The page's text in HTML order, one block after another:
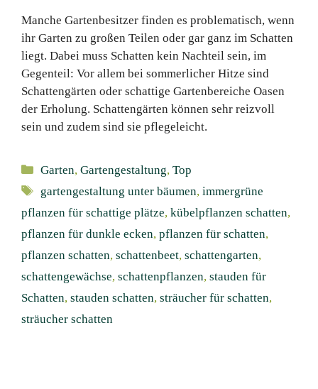
Manche Gartenbesitzer finden es problematisch, wenn
ihr Garten zu großen Teilen oder gar ganz im Schatten
liegt. Dabei muss Schatten kein Nachteil sein, im
Gegenteil: Vor allem bei sommerlicher Hitze sind
Schattengärten oder schattige Gartenbereiche Oasen
der Erholung. Schattengärten können sehr reizvoll
sein und zudem sind sie pflegeleicht.
Kategorien
Garten,Gartengestaltung,Top
Schlagwörter
gartengestaltung unter bäumen,immergrüne
pflanzen für schattige plätze, kübelpflanzen schatten,
pflanzen für dunkle ecken, pflanzen für schatten,
pflanzen schatten, schattenbeet, schattengarten,
schattengewächse, schattenpflanzen, stauden für
Schatten, stauden schatten, sträucher für schatten,
sträucher schatten